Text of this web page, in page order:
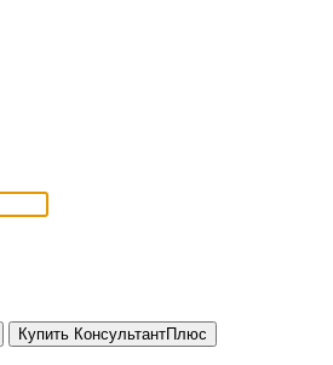
Купить КонсультантПлюс